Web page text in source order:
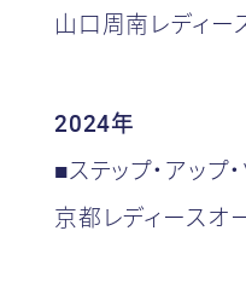
山口周南レディー
2024年
■ステップ・アップ
京都レディースオ